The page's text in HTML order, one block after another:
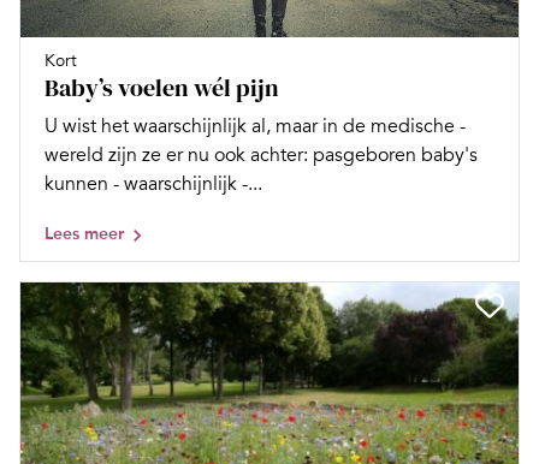
Kort
Baby’s voelen wél pijn
U wist het waarschijnlijk al, maar in de medische ­
wereld zijn ze er nu ook achter: pasgeboren baby's
kunnen - waarschijnlijk -...
Lees meer